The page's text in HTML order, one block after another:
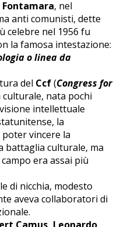
Fontamara, nel
anti comunisti, dette
celebre nel 1956 fu
la famosa intestazione:
o linea da
del Ccf(Congress for
nata pochi
intellettuale
la
poter vincere la
battaglia culturale, ma
era assai più
di nicchia, modesto
aveva collaboratori di